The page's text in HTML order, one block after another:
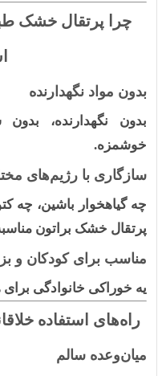
چرا پرتقال خشک
بدون مواد نگهدارنده
بدون نگهدارنده،
خوشمزه.
سازگاری با رژیم‌های
چه گیاهخوار باشین، چه
پرتقال خشک براتون
مناسب برای کودکان و
یه خوراکی خانوادگی
راه‌های استفاده
میان‌وعده سالم